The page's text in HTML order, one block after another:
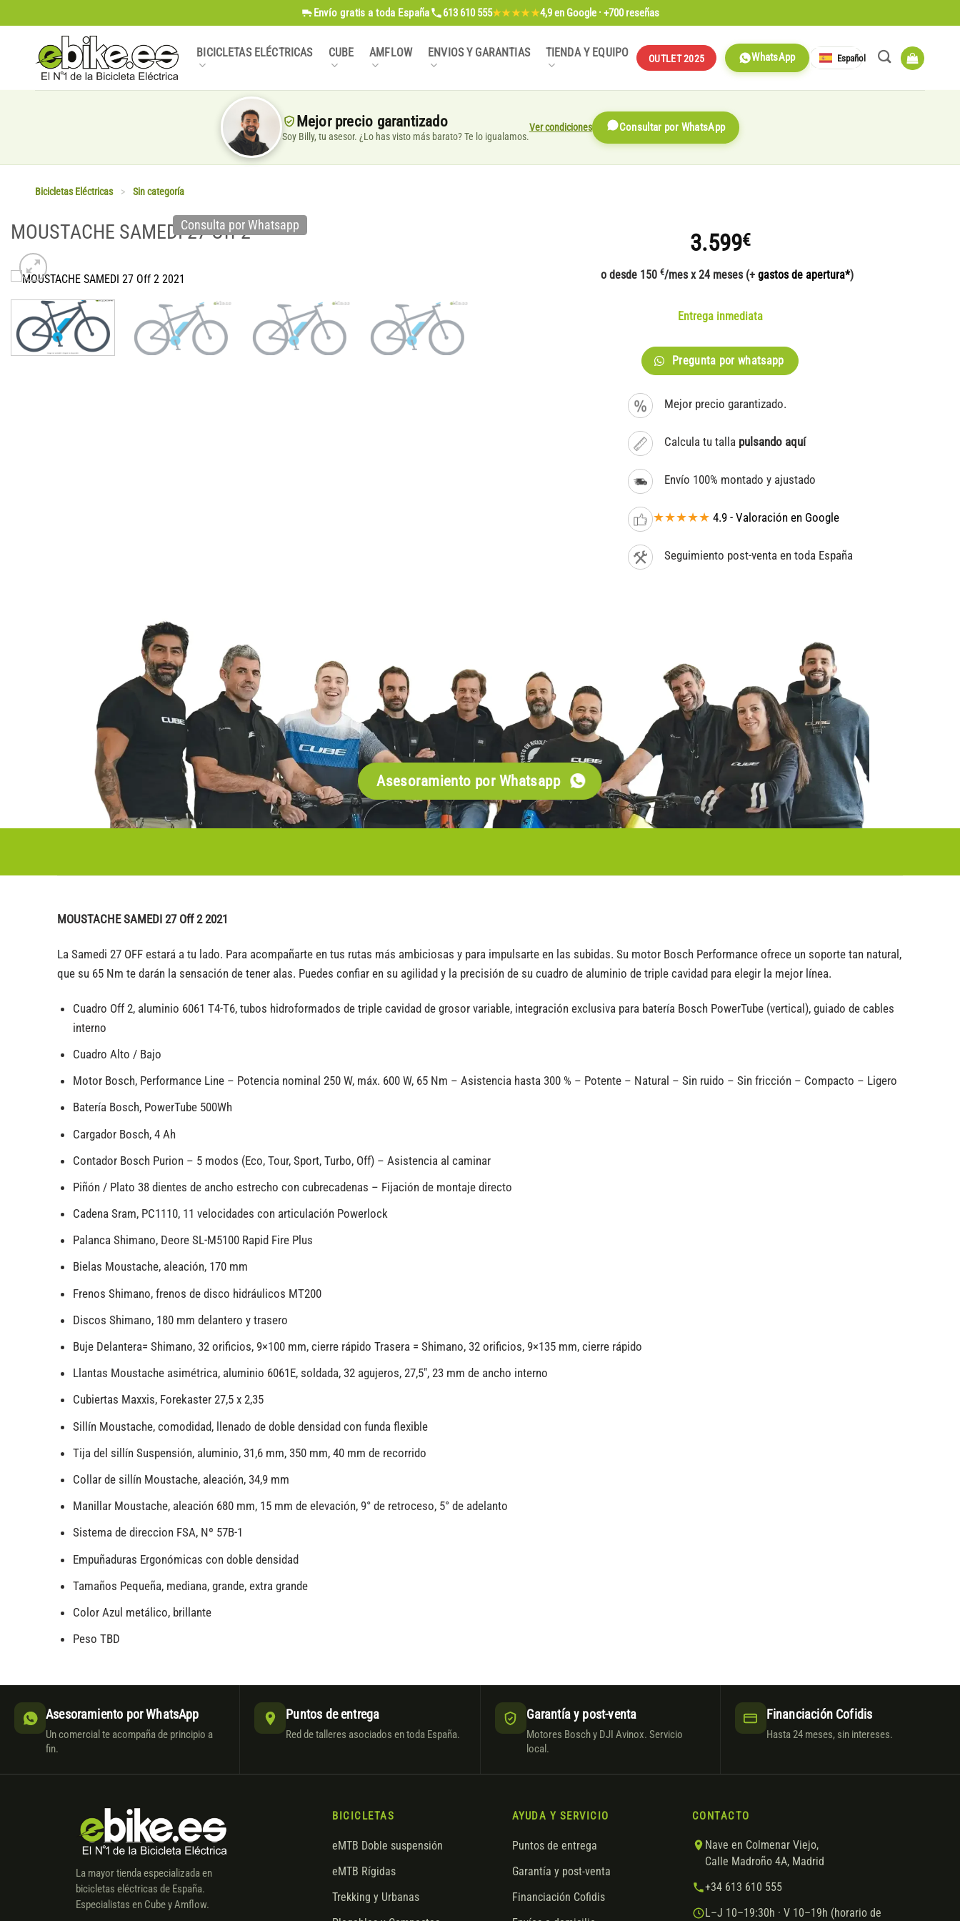
al
contenido
Envío gratis a toda España 613 610 555★★★★★4,9en Google · +700 reseñas
BICICLETAS ELÉCTRICAS CUBE AMFLOW ENVIOS Y GARANTIAS TIENDA Y EQUIPO OUTLET 2025 WhatsApp Español
Mejor precio garantizado
Soy Billy, tu asesor. ¿Lo has visto más barato? Te lo igualamos.
Ver condiciones Consultar por WhatsApp
Bicicletas Eléctricas > Sin categoría
MOUSTACHE SAMEDI 27 Off 2
Consulta por Whatsapp
3.599€
o desde 150 €/mes x 24 meses (+ gastos de apertura*)
Entrega inmediata
Pregunta por whatsapp
Mejor precio garantizado.
Calcula tu talla pulsando aquí
Envío 100% montado y ajustado
★★★★★ 4.9 - Valoración en Google
Seguimiento post-venta en toda España
Asesoramiento por Whatsapp
MOUSTACHE SAMEDI 27 Off 2 2021
La Samedi 27 OFF estará a tu lado. Para acompañarte en tus rutas más ambiciosas y para impulsarte en las subidas. Su motor Bosch Performance ofrece un soporte tan natural,
que su 65 Nm te darán la sensación de tener alas. Puedes confiar en su agilidad y la precisión de su cuadro de aluminio de triple cavidad para elegir la mejor línea.
Cuadro Off 2, aluminio 6061 T4-T6, tubos hidroformados de triple cavidad de grosor variable, integración exclusiva para batería Bosch PowerTube (vertical), guiado de cables
interno
Cuadro Alto / Bajo
Motor Bosch, Performance Line – Potencia nominal 250 W, máx. 600 W, 65 Nm – Asistencia hasta 300 % – Potente – Natural – Sin ruido – Sin fricción – Compacto – Ligero
Batería Bosch, PowerTube 500Wh
Cargador Bosch, 4 Ah
Contador Bosch Purion – 5 modos (Eco, Tour, Sport, Turbo, Off) – Asistencia al caminar
Piñón / Plato 38 dientes de ancho estrecho con cubrecadenas – Fijación de montaje directo
Cadena Sram, PC1110, 11 velocidades con articulación Powerlock
Palanca Shimano, Deore SL-M5100 Rapid Fire Plus
Bielas Moustache, aleación, 170 mm
Frenos Shimano, frenos de disco hidráulicos MT200
Discos Shimano, 180 mm delantero y trasero
Buje Delantera= Shimano, 32 orificios, 9×100 mm, cierre rápido Trasera = Shimano, 32 orificios, 9×135 mm, cierre rápido
Llantas Moustache asimétrica, aluminio 6061E, soldada, 32 agujeros, 27,5″, 23 mm de ancho interno
Cubiertas Maxxis, Forekaster 27,5 x 2,35
Sillín Moustache, comodidad, llenado de doble densidad con funda flexible
Tija del sillín Suspensión, aluminio, 31,6 mm, 350 mm, 40 mm de recorrido
Collar de sillín Moustache, aleación, 34,9 mm
Manillar Moustache, aleación 680 mm, 15 mm de elevación, 9° de retroceso, 5° de adelanto
Sistema de direccion FSA, Nº 57B-1
Empuñaduras Ergonómicas con doble densidad
Tamaños Pequeña, mediana, grande, extra grande
Color Azul metálico, brillante
Peso TBD
Asesoramiento por WhatsApp
Un comercial te acompaña de principio a
fin.
Puntos de entrega
Red de talleres asociados en toda España.
Garantía y post-venta
Motores Bosch y DJI Avinox. Servicio
local.
Financiación Cofidis
Hasta 24 meses, sin intereses.
La mayor tienda especializada en
bicicletas eléctricas de España.
Especialistas en Cube y Amflow.
BICICLETAS
eMTB Doble suspensión
eMTB Rígidas
Trekking y Urbanas
AYUDA Y SERVICIO
Puntos de entrega
Garantía y post-venta
Financiación Cofidis
CONTACTO
Nave en Colmenar Viejo,
Calle Madroño 4A, Madrid
+34 613 610 555
L–J 10–19:30h · V 10–19h (horario de